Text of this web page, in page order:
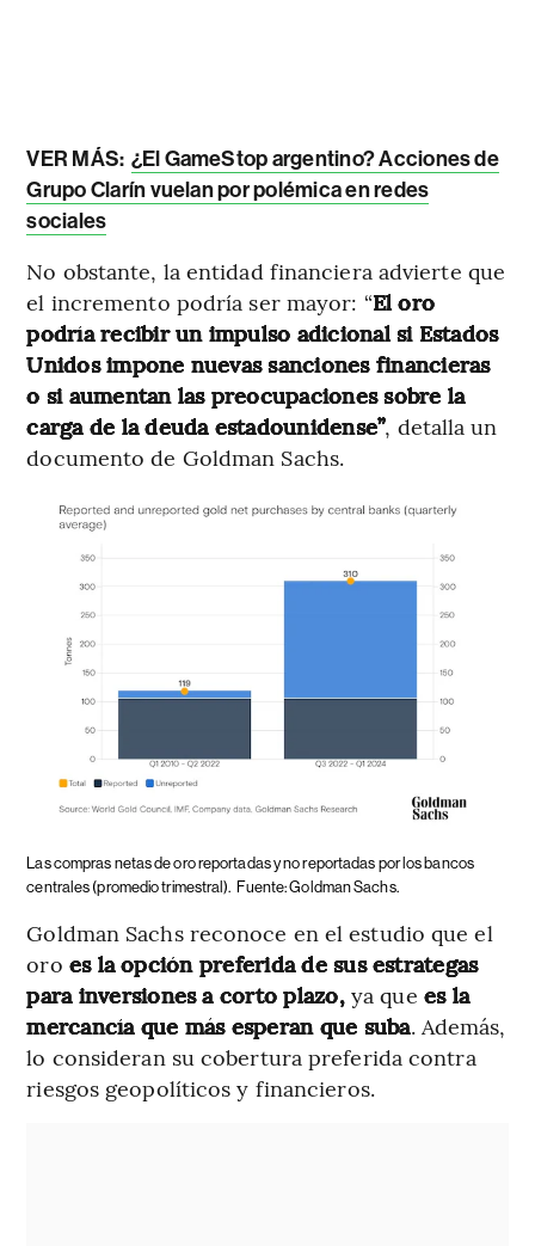
VER MÁS: ¿El GameStop argentino? Acciones de
Grupo Clarín vuelan por polémica en redes
sociales
No obstante, la entidad financiera advierte que
el incremento podría ser mayor: “El oro
podría recibir un impulso adicional si Estados
Unidos impone nuevas sanciones financieras
o si aumentan las preocupaciones sobre la
carga de la deuda estadounidense”, detalla un
documento de Goldman Sachs.
Las compras netas de oro reportadas y no reportadas por los bancos
centrales (promedio trimestral). Fuente: Goldman Sachs.
Goldman Sachs reconoce en el estudio que el
oro es la opción preferida de sus estrategas
para inversiones a corto plazo,ya que es la
mercancía que más esperan que suba. Además,
lo consideran su cobertura preferida contra
riesgos geopolíticos y financieros.